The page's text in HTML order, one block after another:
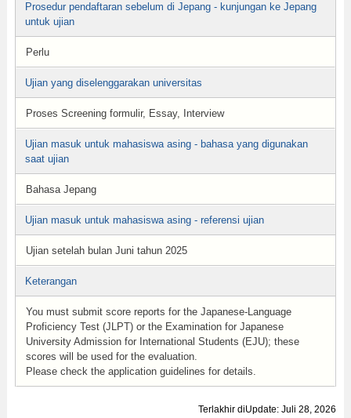
Prosedur pendaftaran sebelum di Jepang - kunjungan ke Jepang
untuk ujian
Perlu
Ujian yang diselenggarakan universitas
Proses Screening formulir, Essay, Interview
Ujian masuk untuk mahasiswa asing - bahasa yang digunakan
saat ujian
Bahasa Jepang
Ujian masuk untuk mahasiswa asing - referensi ujian
Ujian setelah bulan Juni tahun 2025
Keterangan
You must submit score reports for the Japanese-Language
Proficiency Test (JLPT) or the Examination for Japanese
University Admission for International Students (EJU); these
scores will be used for the evaluation.
Please check the application guidelines for details.
Terlakhir diUpdate: Juli 28, 2026